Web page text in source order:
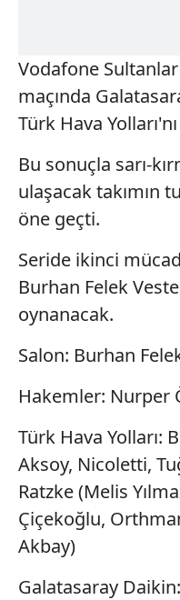
Vodafone
maçında
Türk Hava
Bu sonuçla sarı-
ulaşacak takımın
öne geçti.
Seride ikinci
Burhan Felek
oynanacak.
Salon: Burhan
Hakemler: Nurper
Türk Hava Yolları:
Aksoy, Nicoletti,
Ratzke (Melis
Çiçekoğlu,
Akbay)
Galatasaray